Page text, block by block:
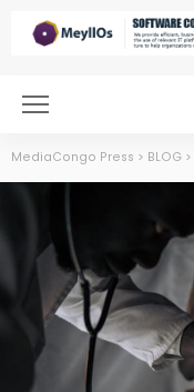
MediaCongo Press > BLOG >